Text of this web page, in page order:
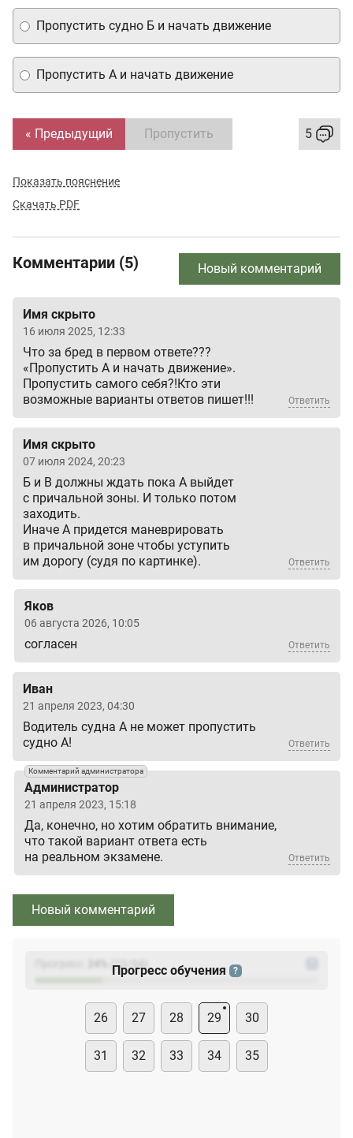
Пропустить А и начать движение
Пропустить судно Б и начать движение
« Предыдущий Пропустить 5
Показать пояснение
Скачать PDF
Комментарии (5) Новый комментарий
Имя скрыто
16 июля 2025, 12:33
Что за бред в первом ответе???
«Пропустить А и начать движение».
Пропустить самого себя?!Кто эти
возможные варианты ответов пишет!!!
Ответить
Имя скрыто
07 июля 2024, 20:23
Б и В должны ждать пока А выйдет
с причальной зоны. И только потом
заходить.
Иначе А придется маневрировать
в причальной зоне чтобы уступить
им дорогу (судя по картинке).
Ответить
Яков
06 августа 2026, 10:05
согласен Ответить
Иван
21 апреля 2023, 04:30
Водитель судна А не может пропустить
судно А!
Ответить
Комментарий администратора
Администратор
21 апреля 2023, 15:18
Да, конечно, но хотим обратить внимание,
что такой вариант ответа есть
на реальном экзамене.
Ответить
Новый комментарий
(23
Прогресс обучения ?
26 27 28 29 30
31 32 33 34 35